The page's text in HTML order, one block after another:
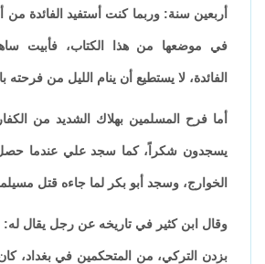
أربعين سنة: وربما كنت أستفيد الفائدة من
في موضعها من هذا الكتاب، فأبيت
الفائدة، لا يستطيع أن ينام الليل من فرحته
أما فرح المسلمين بهلاك الشديد من
يسجدون شكراً، كما سجد علي عندما
الخوارج، وسجد أبو بكر لما جاءه قتل
وقال ابن كثير في تاريخه عن رجل يقال
بزدن التركي، من المتحكمين في بغداد، كان